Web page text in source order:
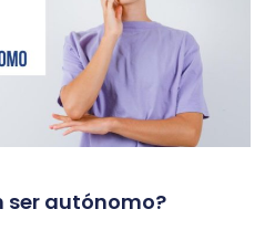
ser autónomo?